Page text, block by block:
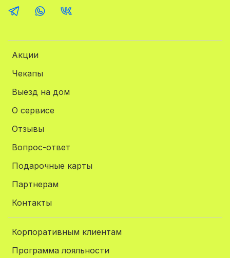
Акции
Чекапы
Выезд на дом
О сервисе
Отзывы
Вопрос-ответ
Подарочные карты
Партнерам
Контакты
Корпоративным клиентам
Программа лояльности